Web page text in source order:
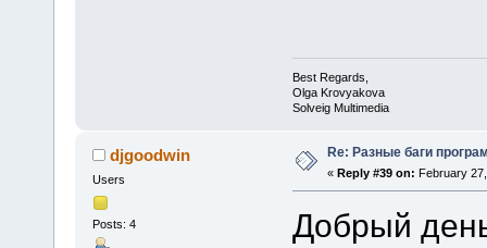
Best Regards,
Olga Krovyakova
Solveig Multimedia
djgoodwin
Users
Posts: 4
Re: Разные баги
« Reply #39 on: February
Добрый